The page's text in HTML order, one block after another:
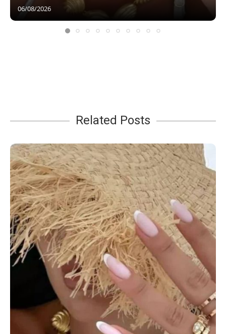
06/08/2026
Related Posts